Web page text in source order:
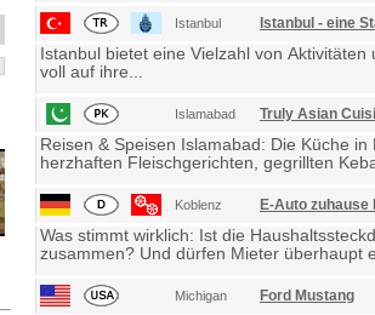
Istanbul Istanbul - eine
Istanbul bietet eine Vielzahl von
voll auf ihre...
Islamabad Truly Asian
Reisen & Speisen Islamabad: Die Küche
herzhaften Fleischgerichten, gegrillten
Koblenz E-Auto zuhause
Was stimmt wirklich: Ist die
zusammen? Und dürfen Mieter überhaupt
Michigan Ford Mustang